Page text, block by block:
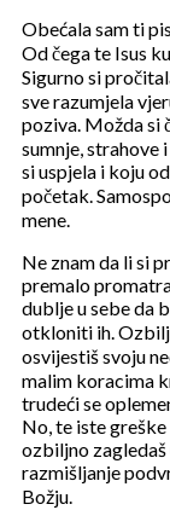
Obećala sam ti
Od čega te Isus
Sigurno si
sve razumjela
poziva. Možda si
sumnje, strahove
si uspjela i koju
početak.
mene.
Ne znam da li si
premalo
dublje u sebe da
otkloniti ih.
osvijestiš svoju
malim koracima
trudeći se
No, te iste
ozbiljno zagledaš
razmišljanje
Božju.